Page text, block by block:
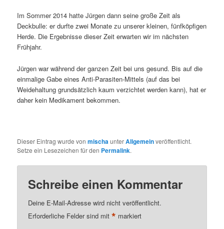
Im Sommer 2014 hatte Jürgen dann seine große Zeit als
Deckbulle: er durfte zwei Monate zu unserer kleinen, fünfköpfigen
Herde. Die Ergebnisse dieser Zeit erwarten wir im nächsten
Frühjahr.
Jürgen war während der ganzen Zeit bei uns gesund. Bis auf die
einmalige Gabe eines Anti-Parasiten-Mittels (auf das bei
Weidehaltung grundsätzlich kaum verzichtet werden kann), hat er
daher kein Medikament bekommen.
Dieser Eintrag wurde vonmischaunterAllgemeinveröffentlicht.
Setze ein Lesezeichen für den Permalink.
Schreibe einen Kommentar
Deine E-Mail-Adresse wird nicht veröffentlicht.
Erforderliche Felder sind mit* markiert